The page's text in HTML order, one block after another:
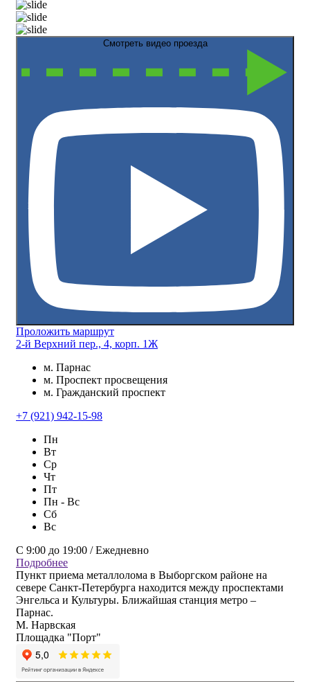
Смотреть видео проезда
Проложить маршрут
2-й Верхний пер., 4, корп. 1Ж
м. Парнас
м. Проспект просвещения
м. Гражданский проспект
+7 (921) 942-15-98
Пн
Вт
Ср
Чт
Пт
Пн - Вс
Сб
Вс
С 9:00 до 19:00 / Ежедневно
Подробнее
Пункт приема металлолома в Выборгском районе на
севере Санкт-Петербурга находится между проспектами
Энгельса и Культуры. Ближайшая станция метро –
Парнас.
М. Нарвская
Площадка "Порт"